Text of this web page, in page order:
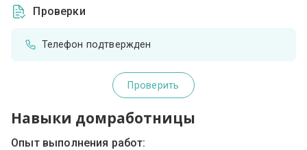
Проверки
Телефон подтвержден
Проверить
Навыки домработницы
Опыт выполнения работ: